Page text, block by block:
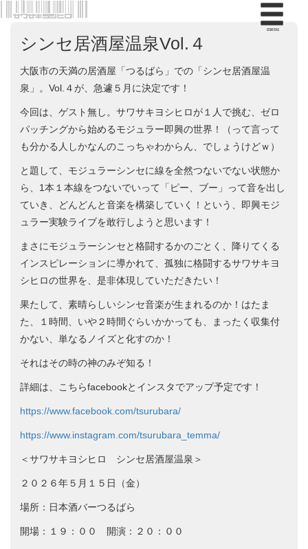
menu
シンセ居酒屋温泉Vol.４
大阪市の天満の居酒屋「つるばら」での「シンセ居酒屋温
泉」。Vol.４が、急遽５月に決定です！
今回は、ゲスト無し。サワサキヨシヒロが１人で挑む、ゼロ
パッチングから始めるモジュラー即興の世界！（って言って
も分かる人しかなんのこっちゃわからん、でしょうけどｗ）
と題して、モジュラーシンセに線を全然つないでない状態か
ら、1本１本線をつないでいって「ピー、ブー」って音を出し
ていき、どんどんと音楽を構築していく！という、即興モジ
ュラー実験ライブを敢行しようと思います！
まさにモジュラーシンセと格闘するかのごとく、降りてくる
インスピレーションに導かれて、孤独に格闘するサワサキヨ
シヒロの世界を、是非体現していただきたい！
果たして、素晴らしいシンセ音楽が生まれるのか！はたま
た、１時間、いや２時間ぐらいかかっても、まったく収集付
かない、単なるノイズと化すのか！
それはその時の神のみぞ知る！
詳細は、こちらfacebookとインスタでアップ予定です！
https://www.facebook.com/tsurubara/
https://www.instagram.com/tsurubara_temma/
＜サワサキヨシヒロ シンセ居酒屋温泉＞
２０２６年５月１５日（金）
場所：日本酒バーつるばら
開場：１９：００ 開演：２０：００